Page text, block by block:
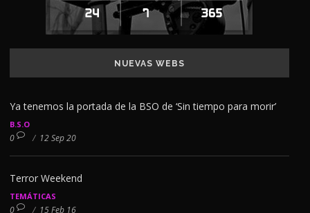
NUEVAS WEBS
Ya tenemos la portada de la BSO de ‘Sin tiempo para morir’
B.S.O
0 / 12 Sep 20
Terror Weekend
TEMÁTICAS
0 / 15 Feb 16